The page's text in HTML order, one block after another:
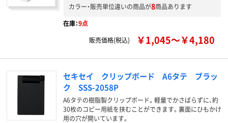
カラー・販売単位違いの商品が8商品あります
在庫：9点
販売価格(税込)
￥1,045～￥4,180
セキセイ クリップボード A6タテ ブラッ
ク SSS-2058P
A6タテの樹脂製クリップボード。軽量でかさばらずに、約
30枚のコピー用紙を挟むことができます。裏面にひもかけ
用の穴が開いています。